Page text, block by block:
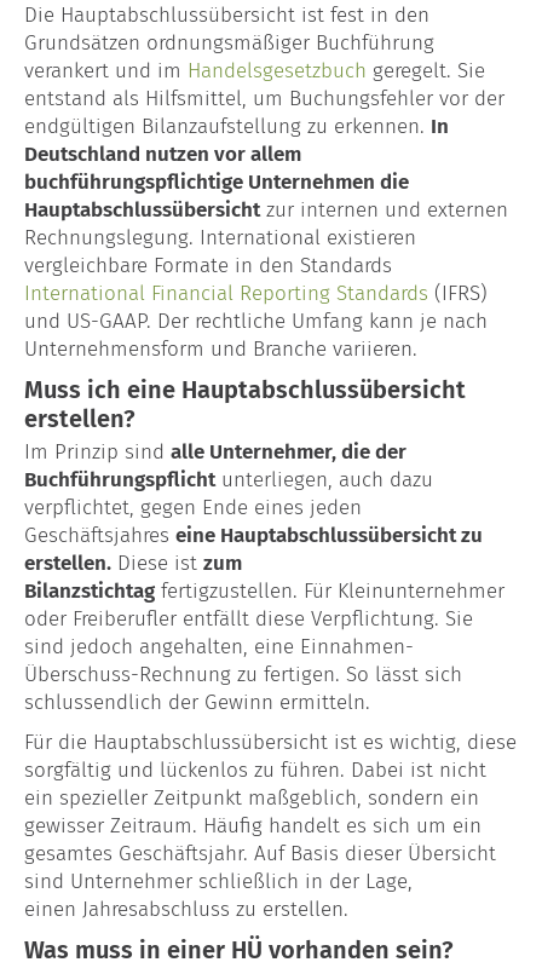
Die Hauptabschlussübersicht ist fest in den
Grundsätzen ordnungsmäßiger Buchführung
verankert und im Handelsgesetzbuch geregelt. Sie
entstand als Hilfsmittel, um Buchungsfehler vor der
endgültigen Bilanzaufstellung zu erkennen. In
Deutschland nutzen vor allem
buchführungspflichtige Unternehmen die
Hauptabschlussübersichtzur internen und externen
Rechnungslegung. International existieren
vergleichbare Formate in den Standards
International Financial Reporting Standards (IFRS)
und US-GAAP. Der rechtliche Umfang kann je nach
Unternehmensform und Branche variieren.
Muss ich eine Hauptabschlussübersicht
erstellen?
Im Prinzip sind alle Unternehmer, die der
Buchführungspflichtunterliegen, auch dazu
verpflichtet, gegen Ende eines jeden
Geschäftsjahres eine Hauptabschlussübersicht zu
erstellen. Diese ist zum
Bilanzstichtag fertigzustellen. Für Kleinunternehmer
oder Freiberufler entfällt diese Verpflichtung. Sie
sind jedoch angehalten, eine Einnahmen-
Überschuss-Rechnung zu fertigen. So lässt sich
schlussendlich der Gewinn ermitteln.
Für die Hauptabschlussübersicht ist es wichtig, diese
sorgfältig und lückenlos zu führen. Dabei ist nicht
ein spezieller Zeitpunkt maßgeblich, sondern ein
gewisser Zeitraum. Häufig handelt es sich um ein
gesamtes Geschäftsjahr. Auf Basis dieser Übersicht
sind Unternehmer schließlich in der Lage,
einen Jahresabschluss zu erstellen.
Was muss in einer HÜ vorhanden sein?